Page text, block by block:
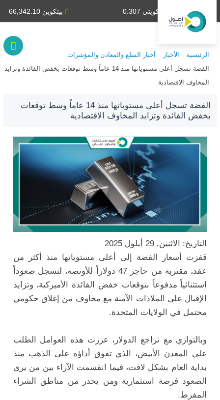
بيتكوين 66,342.10 دينار كويتي 0.307
الرئيسية الأخبار
أخبار السلع والمعادن والمؤشرات
الفضة تسجل أعلى مستوياتها منذ 14 عاماً وسط توقعات بخفض الفائدة وتزايد
المخاوف الاقتصادية
الفضة تسجل أعلى مستوياتها منذ 14 عاماً وسط توقعات
بخفض الفائدة وتزايد المخاوف الاقتصادية
التاريخ: الاثنين, 29 أيلول 2025
قفزت أسعار الفضة إلى أعلى مستوياتها منذ أكثر من
عقد، مقتربة من حاجز 47 دولاراً للأونصة، لتسجل صعوداً
استثنائياً مدفوعاً بتوقعات خفض الفائدة الأميركية، وتزايد
الإقبال على الملاذات الآمنة مع مخاوف من إغلاق حكومي
محتمل في الولايات المتحدة.
وبالتوازي مع تراجع الدولار، عززت هذه العوامل الطلب
على المعدن الأبيض، الذي تفوق أداؤه على الذهب منذ
بداية العام بشكل لافت، فيما انقسمت الآراء بين من يرى
الصعود فرصة استثمارية ومن يحذر من مناطق الشراء
المفرط.